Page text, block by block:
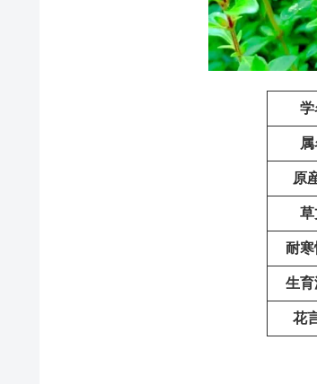
学
属
原
草
耐寒
生育
花